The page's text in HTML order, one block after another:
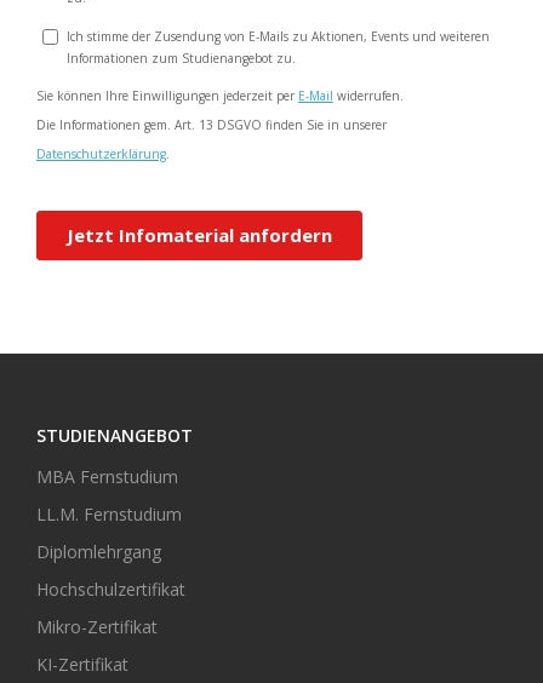
STUDIENANGEBOT
MBA Fernstudium
LL.M. Fernstudium
Diplomlehrgang
Hochschulzertifikat
Mikro-Zertifikat
KI-Zertifikat